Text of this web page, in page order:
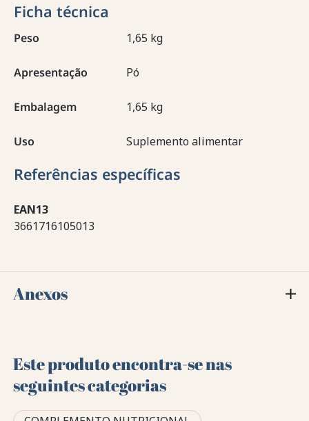
Ficha técnica
Peso 1,65 kg
Apresentação Pó
Embalagem 1,65 kg
Uso Suplemento alimentar
Referências específicas
EAN13
3661716105013
Anexos
Este produto encontra-se nas
seguintes categorias